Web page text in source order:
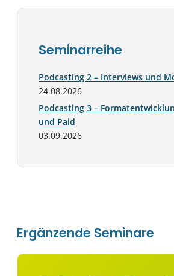
Seminarreihe
Podcasting 2 – Interviews und
24.08.2026
Podcasting 3 –
und Paid
03.09.2026
Ergänzende Seminare